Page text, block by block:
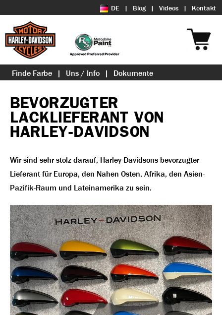
DE Blog Videos Kontakt
Finde Farbe Uns / Info Dokumente
BEVORZUGTER
LACKLIEFERANT VON
HARLEY-DAVIDSON
Wir sind sehr stolz darauf, Harley-Davidsons bevorzugter
Lieferant für Europa, den Nahen Osten, Afrika, den Asien-
Pazifik-Raum und Lateinamerika zu sein.